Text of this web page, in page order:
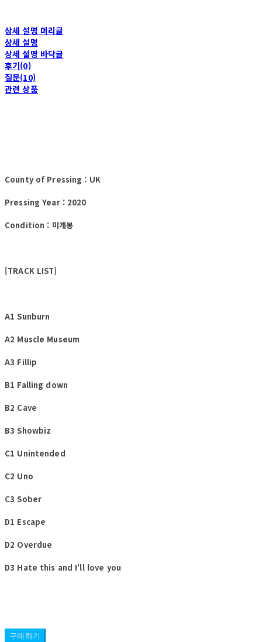
상세 설명 머리글
상세 설명
상세 설명 바닥글
후기(0)
질문(10)
관련 상품
County of Pressing : UK
Pressing Year : 2020
Condition : 미개봉
[TRACK LIST]
A1 Sunburn
A2 Muscle Museum
A3 Fillip
B1 Falling down
B2 Cave
B3 Showbiz
C1 Unintended
C2 Uno
C3 Sober
D1 Escape
D2 Overdue
D3 Hate this and I'll love you
구매하기